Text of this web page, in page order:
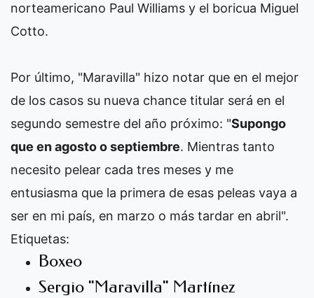
norteamericano Paul Williams y el boricua Miguel
Cotto.
Por último, "Maravilla" hizo notar que en el mejor
de los casos su nueva chance titular será en el
segundo semestre del año próximo: "Supongo
que en agosto o septiembre. Mientras tanto
necesito pelear cada tres meses y me
entusiasma que la primera de esas peleas vaya a
ser en mi país, en marzo o más tardar en abril".
Etiquetas:
Boxeo
Sergio "Maravilla" Martínez